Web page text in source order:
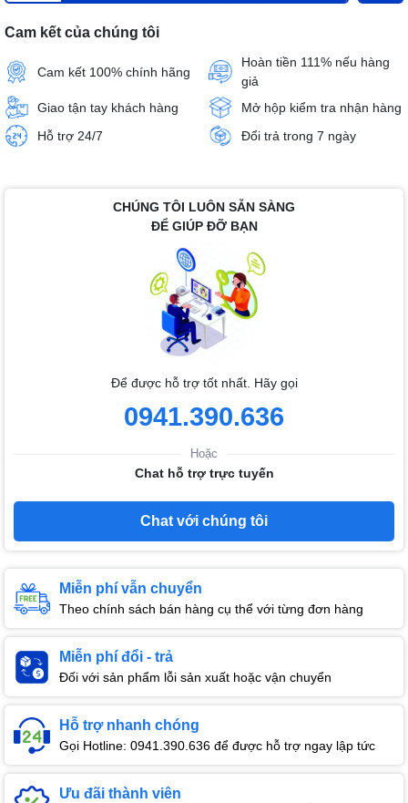
Cam kết của chúng tôi
Cam kết 100% chính hãng
Hoàn tiền 111% nếu hàng
giả
Giao tận tay khách hàng
Mở hộp kiểm tra nhận hàng
Hỗ trợ 24/7
Đổi trả trong 7 ngày
CHÚNG TÔI LUÔN SẴN SÀNG
ĐỂ GIÚP ĐỠ BẠN
Để được hỗ trợ tốt nhất. Hãy gọi
0941.390.636
Hoặc
Chat hỗ trợ trực tuyến
Chat với chúng tôi
Miễn phí vẫn chuyển
Theo chính sách bán hàng cụ thể với từng đơn hàng
Miễn phí đổi - trả
Đối với sản phẩm lỗi sản xuất hoặc vận chuyển
Hỗ trợ nhanh chóng
Gọi Hotline: 0941.390.636 để được hỗ trợ ngay lập tức
Ưu đãi thành viên